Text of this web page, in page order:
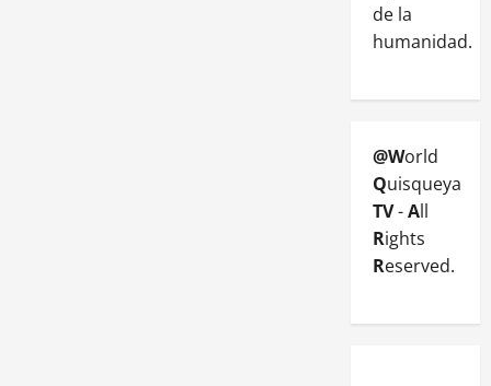
de la
humanidad.
@World
Quisqueya
TV-All
Rights
Reserved.